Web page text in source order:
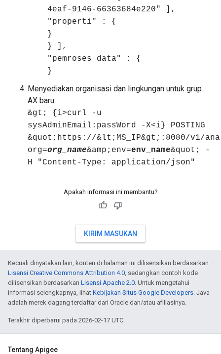
4eaf-9146-66363684e220" ],
"properti" : {
}
} ],
"pemroses data" : {
}
Menyediakan organisasi dan lingkungan untuk grup
AX baru.
&gt; {i>curl -u
sysAdminEmail:passWord -X<i} POSTING
&quot;https://&lt;MS_IP&gt;:8080/v1/
org=org_name&amp;env=env_name&quot; -
H "Content-Type: application/json"
Apakah informasi ini membantu?
KIRIM MASUKAN
Kecuali dinyatakan lain, konten di halaman ini dilisensikan berdasarkan
Lisensi Creative Commons Attribution 4.0, sedangkan contoh kode
dilisensikan berdasarkan Lisensi Apache 2.0. Untuk mengetahui
informasi selengkapnya, lihat Kebijakan Situs Google Developers. Java
adalah merek dagang terdaftar dari Oracle dan/atau afiliasinya.
Terakhir diperbarui pada 2026-02-17 UTC.
Tentang Apigee